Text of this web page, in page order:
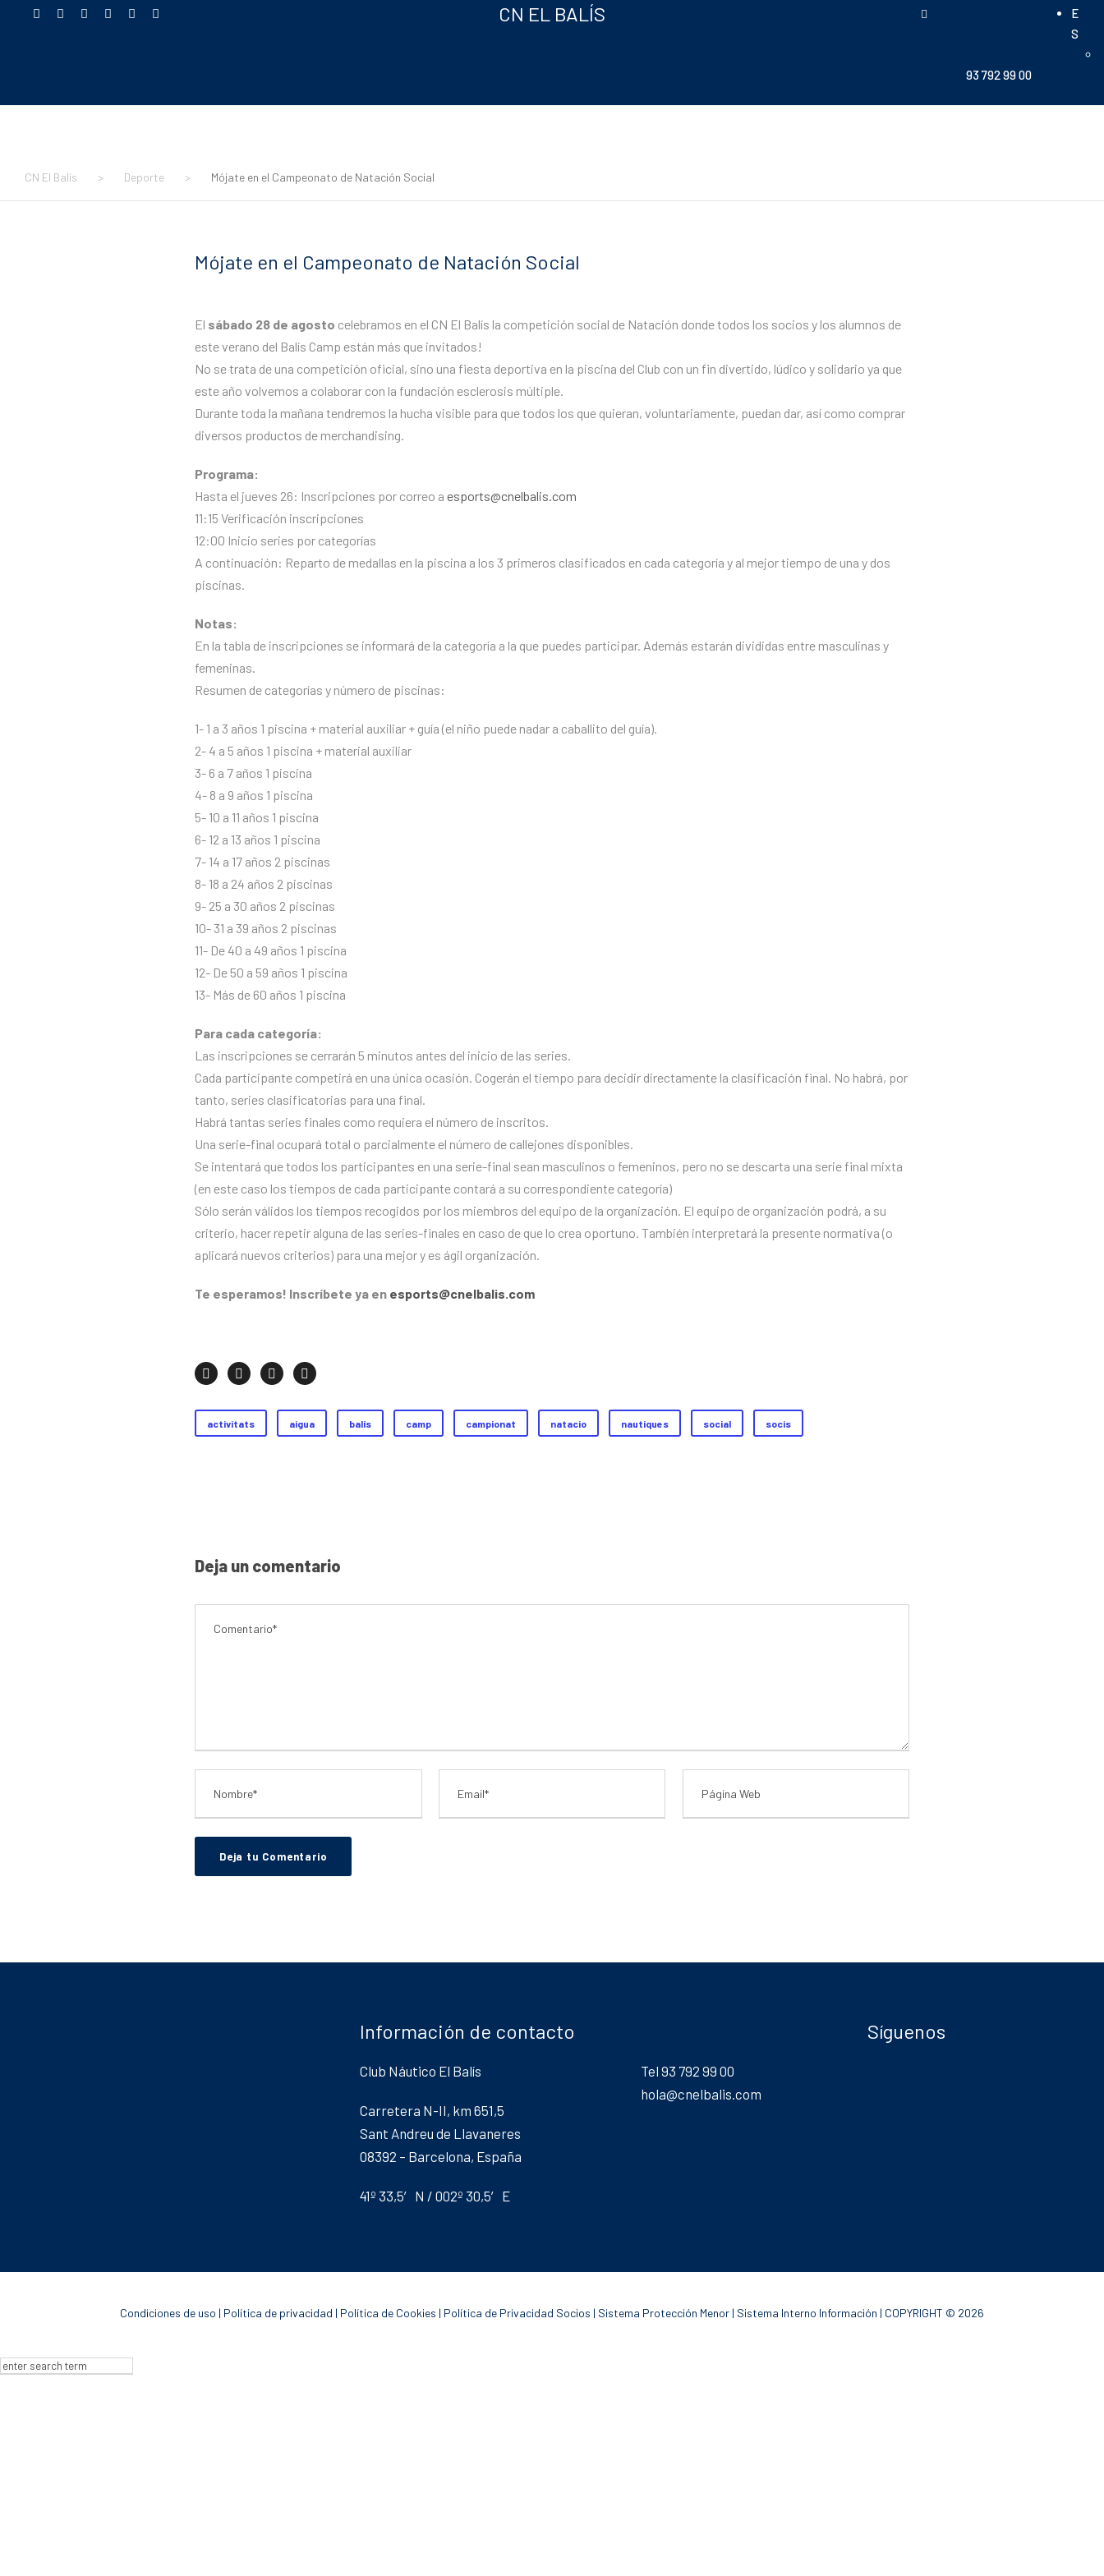
CN EL BALÍS
93 792 99 00
E
S
CN El Balís > Deporte > Mójate en el Campeonato de Natación Social
Mójate en el Campeonato de Natación Social
El sábado 28 de agosto celebramos en el CN ​​El Balís la competición social de Natación donde todos los socios y los alumnos de
este verano del Balís Camp están más que invitados!
No se trata de una competición oficial, sino una fiesta deportiva en la piscina del Club con un fin divertido, lúdico y solidario ya que
este año volvemos a colaborar con la fundación esclerosis múltiple.
Durante toda la mañana tendremos la hucha visible para que todos los que quieran, voluntariamente, puedan dar, así como comprar
diversos productos de merchandising.
Programa:
Hasta el jueves 26: Inscripciones por correo a esports@cnelbalis.com
11:15 Verificación inscripciones
12:00 Inicio series por categorías
A continuación: Reparto de medallas en la piscina a los 3 primeros clasificados en cada categoría y al mejor tiempo de una y dos
piscinas.
Notas:
En la tabla de inscripciones se informará de la categoría a la que puedes participar. Además estarán divididas entre masculinas y
femeninas.
Resumen de categorías y número de piscinas:
1- 1 a 3 años 1 piscina + material auxiliar + guía (el niño puede nadar a caballito del guía).
2- 4 a 5 años 1 piscina + material auxiliar
3- 6 a 7 años 1 piscina
4- 8 a 9 años 1 piscina
5- 10 a 11 años 1 piscina
6- 12 a 13 años 1 piscina
7- 14 a 17 años 2 piscinas
8- 18 a 24 años 2 piscinas
9- 25 a 30 años 2 piscinas
10- 31 a 39 años 2 piscinas
11- De 40 a 49 años 1 piscina
12- De 50 a 59 años 1 piscina
13- Más de 60 años 1 piscina
Para cada categoría:
Las inscripciones se cerrarán 5 minutos antes del inicio de las series.
Cada participante competirá en una única ocasión. Cogerán el tiempo para decidir directamente la clasificación final. No habrá, por
tanto, series clasificatorias para una final.
Habrá tantas series finales como requiera el número de inscritos.
Una serie-final ocupará total o parcialmente el número de callejones disponibles.
Se intentará que todos los participantes en una serie-final sean masculinos o femeninos, pero no se descarta una serie final mixta
(en este caso los tiempos de cada participante contará a su correspondiente categoría)
Sólo serán válidos los tiempos recogidos por los miembros del equipo de la organización. El equipo de organización podrá, a su
criterio, hacer repetir alguna de las series-finales en caso de que lo crea oportuno. También interpretará la presente normativa (o
aplicará nuevos criterios) para una mejor y es ágil organización.
Te esperamos! Inscríbete ya en esports@cnelbalis.com
activitats aigua balís camp campionat natacio nautiques social socis
Deja un comentario
Información de contacto
Club Náutico El Balís
Carretera N-II, km 651,5
Sant Andreu de Llavaneres
08392 – Barcelona, España
41º 33,5′ N / 002º 30,5′ E
Tel 93 792 99 00
hola@cnelbalis.com
Síguenos
Condiciones de uso | Política de privacidad | Política de Cookies | Política de Privacidad Socios | Sistema Protección Menor | Sistema Interno Información | COPYRIGHT © 2026
Campus de verano